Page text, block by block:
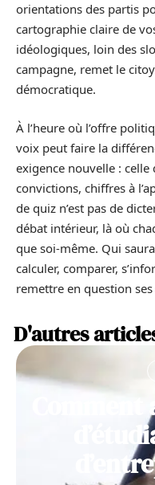
orientations des partis
cartographie claire de
idéologiques, loin des
campagne, remet le
démocratique.
À l’heure où l’offre
voix peut faire la
exigence nouvelle :
convictions, chiffres à
de quiz n’est pas de
débat intérieur, là où
que soi-même. Qui
calculer, comparer,
remettre en question
D'autres